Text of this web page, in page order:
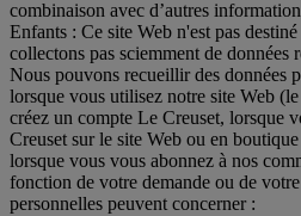
combinaison avec d’autres
Enfants : Ce site Web n'est pas
collectons pas sciemment de données
Nous pouvons recueillir des données
lorsque vous utilisez notre site Web
créez un compte Le Creuset, lorsque
Creuset sur le site Web ou en
lorsque vous vous abonnez à nos
fonction de votre demande ou de
personnelles peuvent concerner :